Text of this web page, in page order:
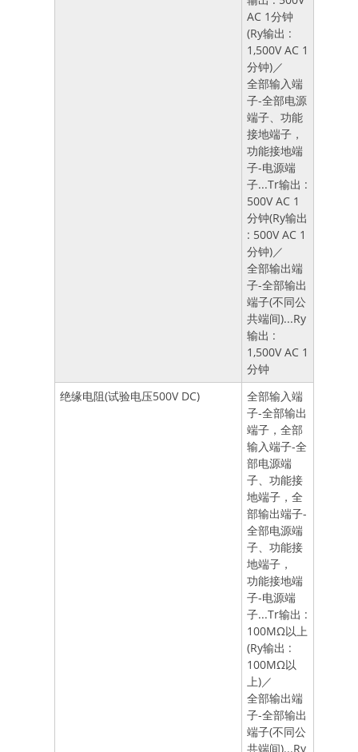
AC 1分钟
(Ry输出 :
1,500V AC 1
分钟)／
全部输入端
子-全部电源
端子、功能
接地端子，
功能接地端
子-电源端
子...Tr输出 :
500V AC 1
分钟(Ry输出
: 500V AC 1
分钟)／
全部输出端
子-全部输出
端子(不同公
共端间)...Ry
输出 :
1,500V AC 1
分钟
绝缘电阻(试验电压500V DC)
全部输入端
子-全部输出
端子，全部
输入端子-全
部电源端
子、功能接
地端子，全
部输出端子-
全部电源端
子、功能接
地端子，
功能接地端
子-电源端
子...Tr输出 :
100MΩ以上
(Ry输出 :
100MΩ以
上)／
全部输出端
子-全部输出
端子(不同公
共端间)...Ry